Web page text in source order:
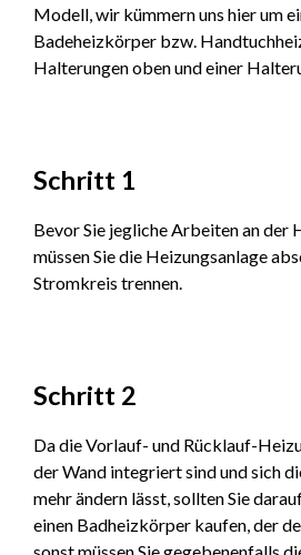
Modell, wir kümmern uns hier um
Badeheizkörper bzw.
Halterungen oben und einer
Schritt 1
Bevor Sie jegliche Arbeiten an der
müssen Sie die Heizungsanlage
Stromkreis trennen.
Schritt 2
Da die Vorlauf- und Rücklauf-
der Wand integriert sind und sich
mehr ändern lässt, sollten Sie
einen Badheizkörper kaufen, der